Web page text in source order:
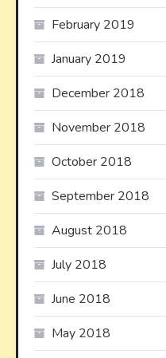
February 2019
January 2019
December 2018
November 2018
October 2018
September 2018
August 2018
July 2018
June 2018
May 2018